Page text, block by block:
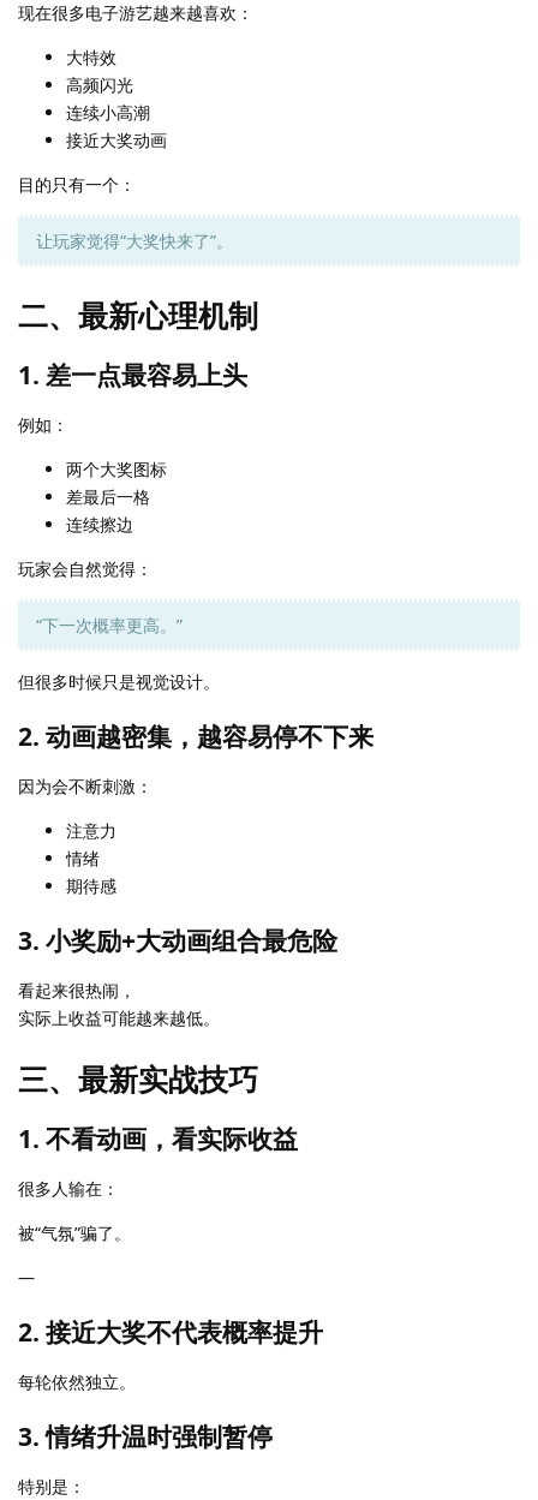
现在很多电子游艺越来越喜欢：
大特效
高频闪光
连续小高潮
接近大奖动画
目的只有一个：
让玩家觉得“大奖快来了”。
二、最新心理机制
1. 差一点最容易上头
例如：
两个大奖图标
差最后一格
连续擦边
玩家会自然觉得：
“下一次概率更高。”
但很多时候只是视觉设计。
2. 动画越密集，越容易停不下来
因为会不断刺激：
注意力
情绪
期待感
3. 小奖励+大动画组合最危险
看起来很热闹，
实际上收益可能越来越低。
三、最新实战技巧
1. 不看动画，看实际收益
很多人输在：
被“气氛”骗了。
—
2. 接近大奖不代表概率提升
每轮依然独立。
3. 情绪升温时强制暂停
特别是：